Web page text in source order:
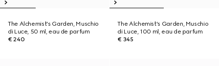
The Alchemist's Garden, Muschio
di Luce, 50 ml, eau de parfum
€ 240
The Alchemist's Garden, Muschio
di Luce, 100 ml, eau de parfum
€ 345